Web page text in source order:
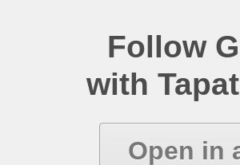
Follow
with
Open in